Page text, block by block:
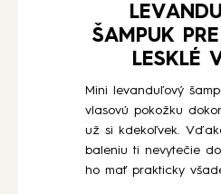
ŠAMPUK
LESKLÉ
Mini levanduľový
vlasovú pokožku
už si kdekoľvek.
baleniu ti nevytečie
ho mať prakticky